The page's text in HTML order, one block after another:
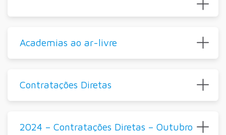
Academias ao ar-livre
Contratações Diretas
2024 – Contratações Diretas – Outubro